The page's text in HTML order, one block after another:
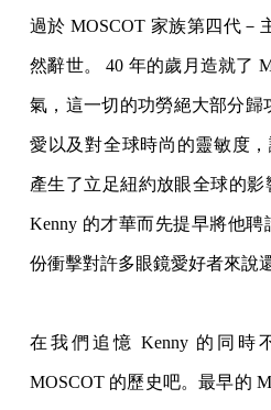
過於 MOSCOT 家族第四代－
然辭世。 40 年的歲月造就了
氣，這一切的功勞絕大部分歸
愛以及對全球時尚的靈敏度
產生了立足紐約放眼全球的
Kenny 的才華而先提早將他
份衝擊對許多眼鏡愛好者來說
在我們追憶 Kenny 的同時
MOSCOT 的歷史吧。最早的